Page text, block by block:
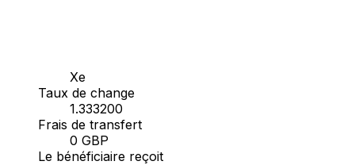
Xe
Taux de change
1.333200
Frais de transfert
0 GBP
Le bénéficiaire reçoit